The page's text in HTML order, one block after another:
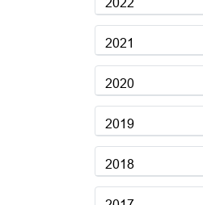
2022
2021
2020
2019
2018